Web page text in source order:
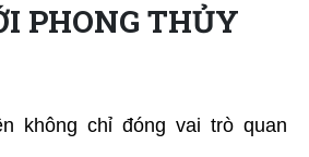
PHONG THỦY
không chỉ đóng vai trò quan